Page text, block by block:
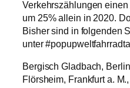
weiter auf der König-
Verkehrszählungen
um 25% allein in 2020.
Bisher sind in folgenden
Bergisch Gladbach,